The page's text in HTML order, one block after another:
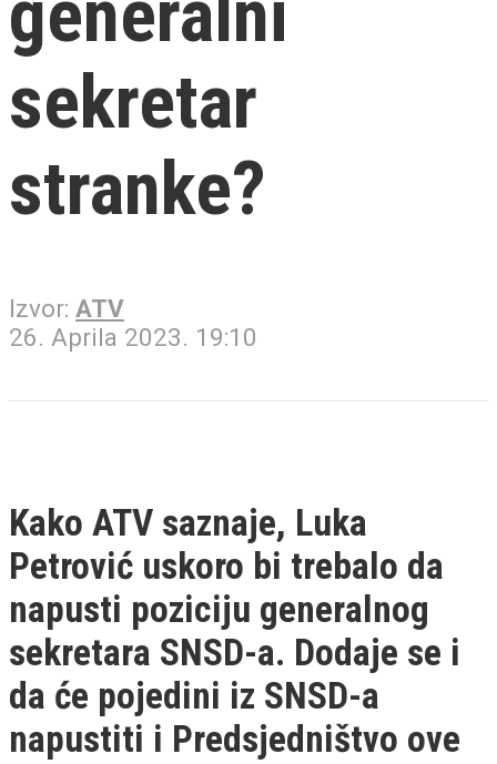
sekretar
stranke?
Izvor: ATV
26. Aprila 2023. 19:10
Kako ATV saznaje, Luka
Petrović uskoro bi trebalo da
napusti poziciju generalnog
sekretara SNSD-a. Dodaje se i
da će pojedini iz SNSD-a
napustiti i Predsjedništvo ove